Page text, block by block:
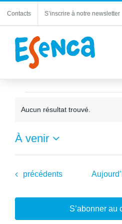
Contacts S’inscrire à notre newsletter
Aucun résultat trouvé.
À venir
Sélectionnez
date.
Évènements
précédents
S’abonner au